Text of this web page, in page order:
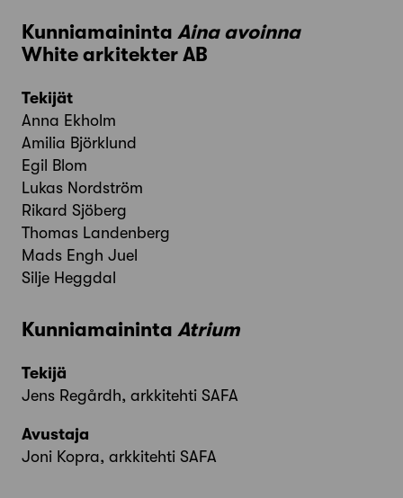
Kunniamaininta Aina avoinna
White arkitekter AB
Tekijät
Anna Ekholm
Amilia Björklund
Egil Blom
Lukas Nordström
Rikard Sjöberg
Thomas Landenberg
Mads Engh Juel
Silje Heggdal
Kunniamaininta Atrium
Tekijä
Jens Regårdh, arkkitehti SAFA
Avustaja
Joni Kopra, arkkitehti SAFA